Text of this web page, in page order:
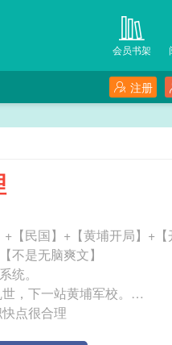
会员书架
注册
【民国】+【黄埔开局】+【
不是无脑爽文】
统。
，下一站黄埔军校。
埔系，升职快点很合理